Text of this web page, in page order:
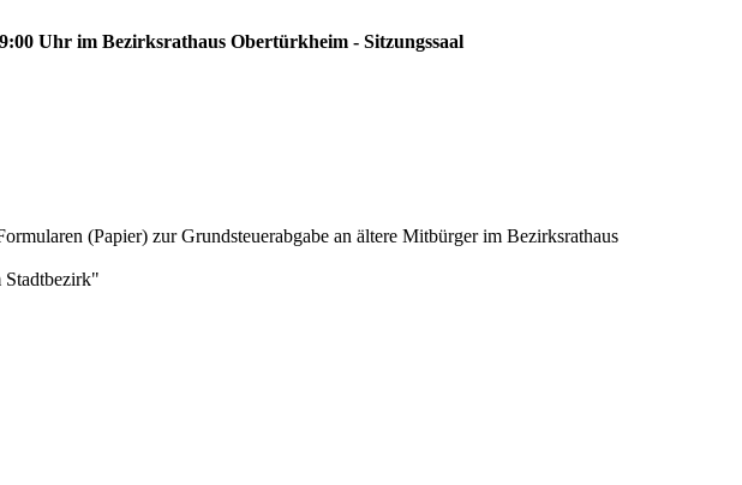
Uhr im Bezirksrathaus Obertürkheim - Sitzungssaal
(Papier) zur Grundsteuerabgabe an ältere Mitbürger im Bezirksrathaus
Stadtbezirk"